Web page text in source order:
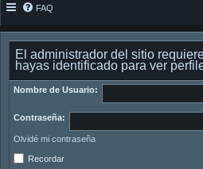
FAQ
El administrador del sitio
hayas identificado para ver
Nombre de Usuario:
Contraseña:
Olvidé mi contraseña
Recordar